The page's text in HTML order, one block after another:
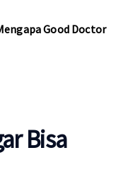
Good Doctor
Bisa